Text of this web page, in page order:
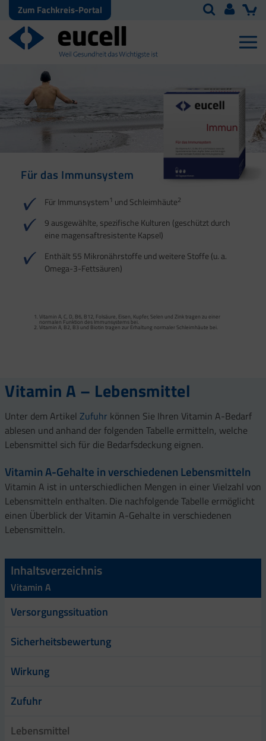
Zum Fachkreis-Portal
Für das Immunsystem
Für Immunsystem1 und Schleimhäute2
9 ausgewählte, spezifische Kulturen (geschützt durch
eine magensaftresistente Kapsel)
Enthält 55 Mikronährstoffe und weitere Stoffe (u. a.
Omega-3-Fettsäuren)
Vitamin A, C, D, B6, B12, Folsäure, Eisen, Kupfer, Selen und Zink tragen zu einer
normalen Funktion des Immunsystems bei.
Vitamin A, B2, B3 und Biotin tragen zur Erhaltung normaler Schleimhäute bei.
Für Haut, Haare und
4
Vitamin A, Beta-Carotin, Vitamine B2, B3, Biotin und Zink tragen zur Erhaltung
Für Ihre natürliche
normalen Stoffwechsel von Makronährstoffen bei.
Vitamin B2 und Biotin tragen zur Erhaltung normaler Schleimhäute (einschließlich
Darmschleimhaut) bei.
Vitamin D und Zink tragen zur normalen Funktion des Immunsystems bei.
Vitamin A – Lebensmittel
Unter dem Artikel Zufuhr können Sie Ihren Vitamin A-Bedarf
ablesen und anhand der folgenden Tabelle ermitteln, welche
Lebensmittel sich für die Bedarfsdeckung eignen.
Vitamin A-Gehalte in verschiedenen Lebensmitteln
Vitamin A ist in unterschiedlichen Mengen in einer Vielzahl von
Lebensmitteln enthalten. Die nachfolgende Tabelle ermöglicht
einen Überblick der Vitamin A-Gehalte in verschiedenen
Lebensmitteln.
Inhaltsverzeichnis
Vitamin A
Versorgungssituation
Sicherheitsbewertung
Wirkung
Zufuhr
Lebensmittel